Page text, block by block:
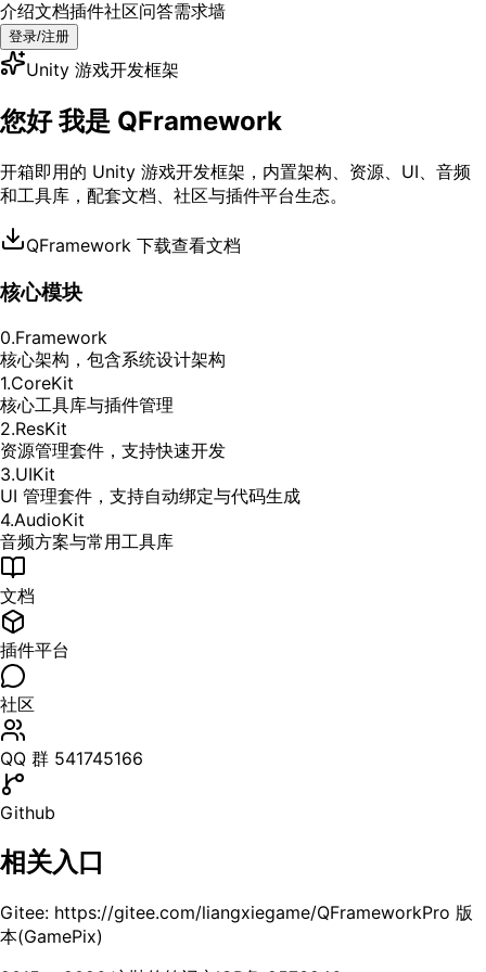
介绍文档插件社区问答需求墙
登录/注册
Unity 游戏开发框架
您好 我是 QFramework
开箱即用的 Unity 游戏开发框架，内置架构、资源、UI、音频
和工具库，配套文档、社区与插件平台生态。
QFramework 下载查看文档
核心模块
0.Framework
核心架构，包含系统设计架构
1.CoreKit
核心工具库与插件管理
2.ResKit
资源管理套件，支持快速开发
3.UIKit
UI 管理套件，支持自动绑定与代码生成
4.AudioKit
音频方案与常用工具库
文档
插件平台
社区
QQ 群 541745166
Github
相关入口
Gitee: https://gitee.com/liangxiegame/QFrameworkPro 版
本(GamePix)